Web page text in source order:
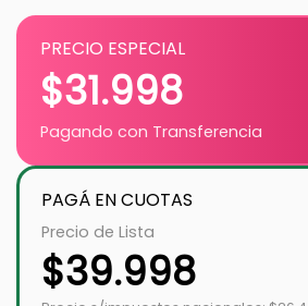
PRECIO ESPECIAL
$31.998
Pagando con Transferencia
PAGÁ EN CUOTAS
Precio de Lista
$39.998